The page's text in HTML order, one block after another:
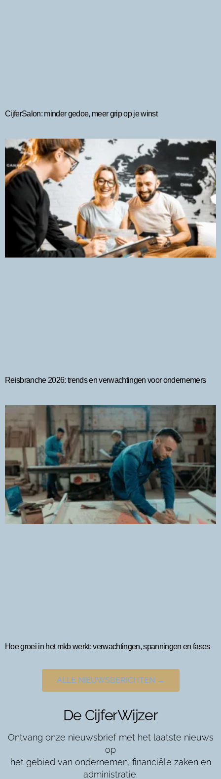
CijferSalon: minder gedoe, meer grip op je winst
Reisbranche 2026: trends en verwachtingen voor ondernemers
Hoe groei in het mkb werkt: verwachtingen, spanningen en fases
ALLE NIEUWSBERICHTEN →
De CijferWijzer
Ontvang onze nieuwsbrief met het laatste nieuws
op
het gebied van ondernemen, financiële zaken en
administratie.